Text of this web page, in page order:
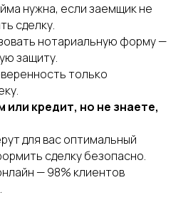
нужна, если заемщик не
сделку.
нотариальную форму —
защиту.
только
или кредит, но не знаете,
для вас оптимальный
сделку безопасно.
— 98% клиентов